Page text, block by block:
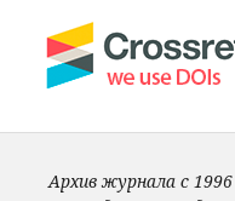
Архив журнала с